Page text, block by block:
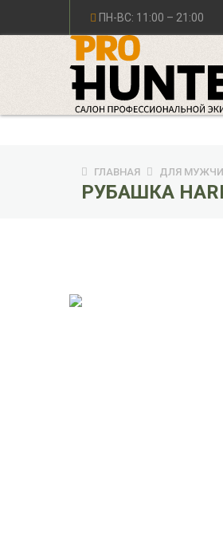
ПН-ВС: 11:00 – 21:00
ГЛАВНАЯ ДЛЯ
РУБАШКА